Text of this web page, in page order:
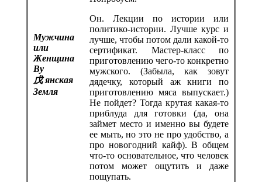
Мужчина
или
Женщина
Ву
戊 янская
Земля
Он. Лекции по истории или
политико-истории. Лучше курс и
лучше, чтобы потом дали какой-то
сертификат. Мастер-класс по
приготовлению чего-то конкретно
мужского. (Забыла, как зовут
дядечку, который аж книги по
приготовлению мяса выпускает.)
Не пойдет? Тогда крутая какая-то
приблуда для готовки (да, она
займет место и именно вы будете
ее мыть, но это не про удобство, а
про новогодний кайф). В общем
что-то основательное, что человек
потом может ощутить и даже
пощупать.